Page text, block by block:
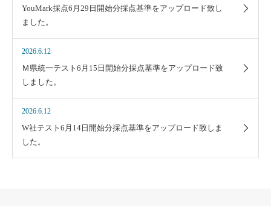
YouMark採点6月29日開始分採点基準をアップロード致し
ました。
2026.6.12
Ｍ県統一テスト6月15日開始分採点基準をアップロード致
しました。
2026.6.12
W社テスト6月14日開始分採点基準をアップロード致しま
した。